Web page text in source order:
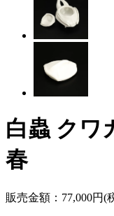
白蟲 クワ
春
販売金額： 77,000円(